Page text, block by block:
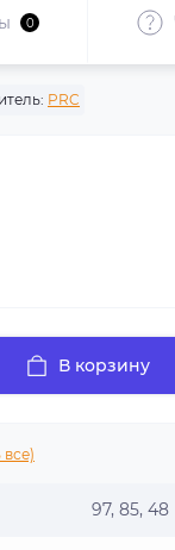
0
PRC
В корзину
97, 85, 48